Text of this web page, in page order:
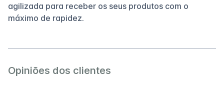
agilizada para receber os seus produtos com o
máximo de rapidez.
Opiniões dos clientes